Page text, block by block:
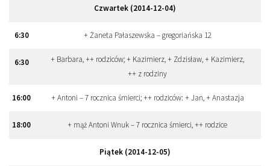
Czwartek (2014-12-04)
6:30 + Żaneta Pałaszewska – gregoriańska 12
6:30
+ Barbara, ++ rodziców; + Kazimierz, + Zdzisław, + Kazimierz,
++ z rodziny
16:00 + Antoni – 7 rocznica śmierci; ++ rodziców: + Jan, + Anastazja
18:00 + mąż Antoni Wnuk – 7 rocznica śmierci, ++ rodzice
Piątek (2014-12-05)